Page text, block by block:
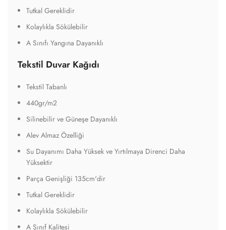
Tutkal Gereklidir
Kolaylıkla Sökülebilir
A Sınıfı Yangına Dayanıklı
Tekstil Duvar Kağıdı
Tekstil Tabanlı
440gr/m2
Silinebilir ve Güneşe Dayanıklı
Alev Almaz Özelliği
Su Dayanımı Daha Yüksek ve Yırtılmaya Direnci Daha
Yüksektir
Parça Genişliği 135cm'dir
Tutkal Gereklidir
Kolaylıkla Sökülebilir
A Sınıf Kalitesi